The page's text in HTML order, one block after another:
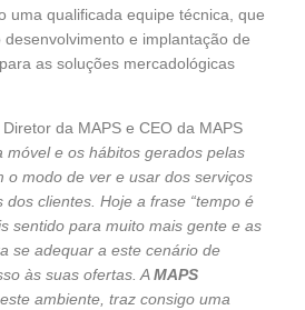
uma qualificada equipe técnica, que
e implantação de
as soluções mercadológicas
da MAPS e CEO da MAPS
móvel e os hábitos gerados pelas
o modo de ver e usar dos serviços
clientes. Hoje a frase “tempo é
sentido para muito mais gente e as
se adequar a este cenário de
às suas ofertas. AMAPS
ambiente, traz consigo uma